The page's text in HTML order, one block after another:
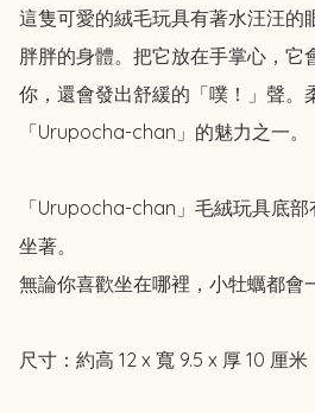
這隻可愛的絨毛玩具有著水汪汪的
胖胖的身體。把它放在手掌心，它
你，還會發出舒緩的「噗！」聲。
「Urupocha-chan」的魅力之一。
「Urupocha-chan」毛絨玩具底
坐著。
無論你喜歡坐在哪裡，小牡蠣都會
尺寸：約高 12 x 寬 9.5 x 厚 10 厘米